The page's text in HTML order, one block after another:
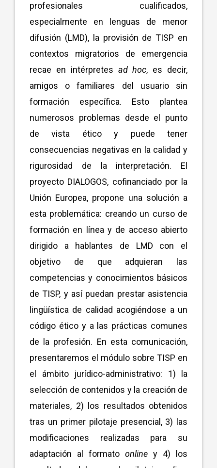
profesionales cualificados,
especialmente en lenguas de menor
difusión (LMD), la provisión de TISP en
contextos migratorios de emergencia
recae en intérpretes ad hoc, es decir,
amigos o familiares del usuario sin
formación específica. Esto plantea
numerosos problemas desde el punto
de vista ético y puede tener
consecuencias negativas en la calidad y
rigurosidad de la interpretación. El
proyecto DIALOGOS, cofinanciado por la
Unión Europea, propone una solución a
esta problemática: creando un curso de
formación en línea y de acceso abierto
dirigido a hablantes de LMD con el
objetivo de que adquieran las
competencias y conocimientos básicos
de TISP, y así puedan prestar asistencia
lingüística de calidad acogiéndose a un
código ético y a las prácticas comunes
de la profesión. En esta comunicación,
presentaremos el módulo sobre TISP en
el ámbito jurídico-administrativo: 1) la
selección de contenidos y la creación de
materiales, 2) los resultados obtenidos
tras un primer pilotaje presencial, 3) las
modificaciones realizadas para su
adaptación al formato online y 4) los